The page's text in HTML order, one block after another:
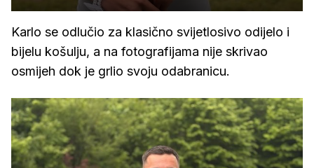
Karlo se odlučio za klasično svijetlosivo odijelo i
bijelu košulju, a na fotografijama nije skrivao
osmijeh dok je grlio svoju odabranicu.